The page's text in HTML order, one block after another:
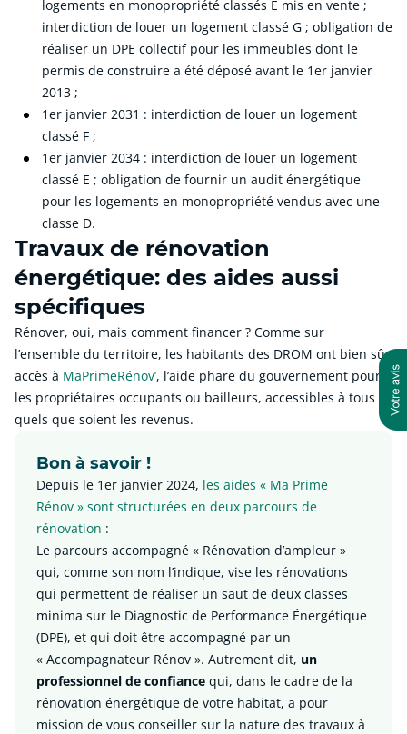
logements en monopropriété classés E mis en vente ;
interdiction de louer un logement classé G ; obligation de
réaliser un DPE collectif pour les immeubles dont le
permis de construire a été déposé avant le 1er janvier
2013 ;
1er janvier 2031 : interdiction de louer un logement
classé F ;
1er janvier 2034 : interdiction de louer un logement
classé E ; obligation de fournir un audit énergétique
pour les logements en monopropriété vendus avec une
classe D.
Travaux de rénovation
énergétique: des aides aussi
spécifiques
Rénover, oui, mais comment financer ? Comme sur
l’ensemble du territoire, les habitants des DROM ont bien sûr
accès à MaPrimeRénov’, l’aide phare du gouvernement pour
les propriétaires occupants ou bailleurs, accessibles à tous
quels que soient les revenus.
Bon à savoir !
Depuis le 1er janvier 2024, les aides « Ma Prime
Rénov » sont structurées en deux parcours de
rénovation :
Le parcours accompagné « Rénovation d’ampleur »
qui, comme son nom l’indique, vise les rénovations
qui permettent de réaliser un saut de deux classes
minima sur le Diagnostic de Performance Énergétique
(DPE), et qui doit être accompagné par un
« Accompagnateur Rénov ». Autrement dit, un
professionnel de confiance qui, dans le cadre de la
rénovation énergétique de votre habitat, a pour
mission de vous conseiller sur la nature des travaux à